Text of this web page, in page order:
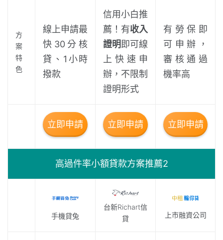
方
案
特
色
線上申請最
快30分核
貸、1小時
撥款
信用小白推
薦！有收入
證明 即可線
上快速申
辦，不限制
證明形式
有勞保即
可申辦，
審核通過
機率高
立即申請 立即申請 立即申請
高過件率小額貸款方案推薦2
手機貸兔
台新Richart信
貸
上市融資公司